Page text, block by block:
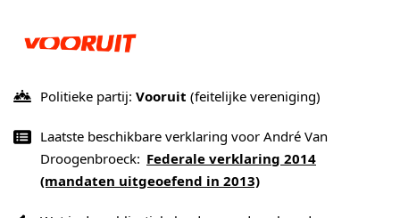
Politieke partij: Vooruit (feitelijke vereniging)
Laatste beschikbare verklaring voor André Van
Droogenbroeck: Federale verklaring 2014
(mandaten uitgeoefend in 2013)